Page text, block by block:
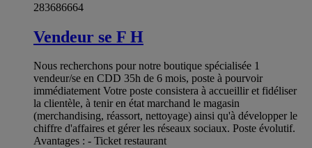
283686664
Vendeur se F H
Nous recherchons pour notre boutique spécialisée 1
vendeur/se en CDD 35h de 6 mois, poste à pourvoir
immédiatement Votre poste consistera à accueillir et fidéliser
la clientèle, à tenir en état marchand le magasin
(merchandising, réassort, nettoyage) ainsi qu'à développer le
chiffre d'affaires et gérer les réseaux sociaux. Poste évolutif.
Avantages : - Ticket restaurant